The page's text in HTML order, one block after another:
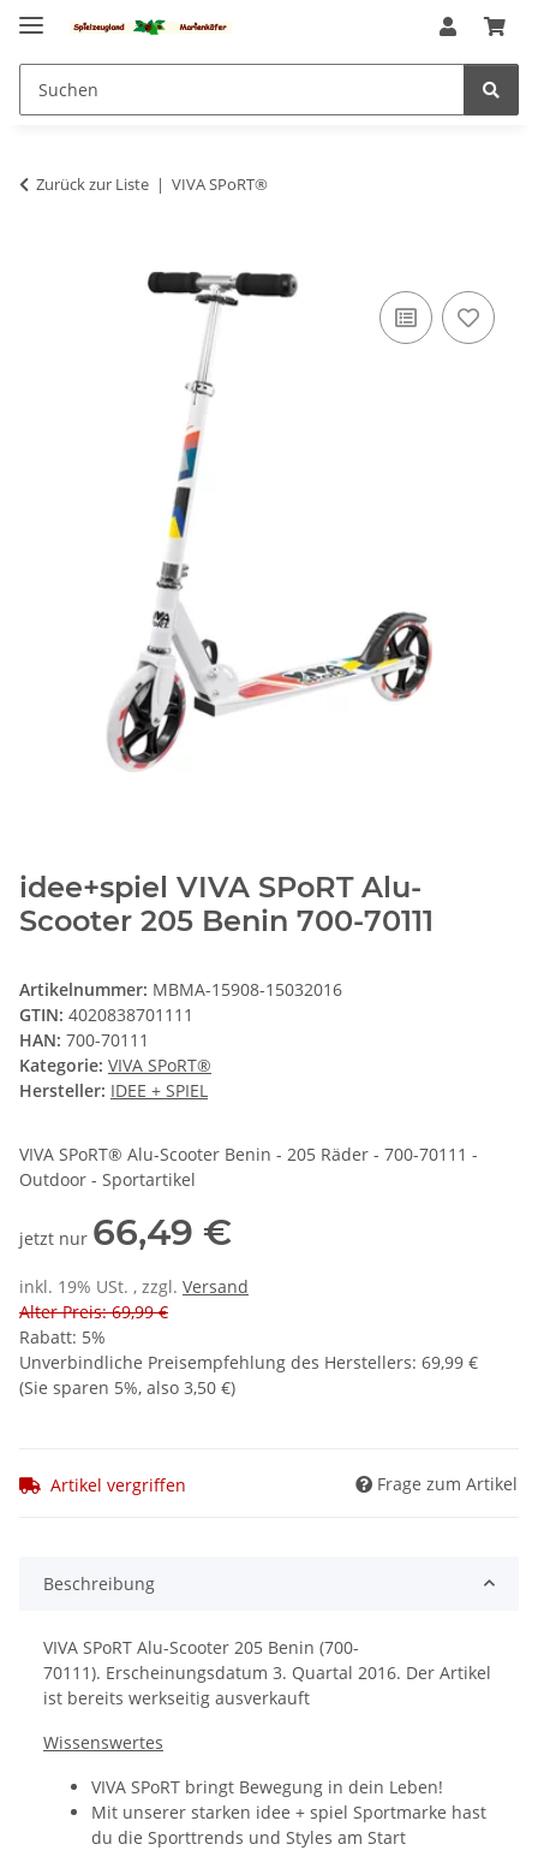
Zurück zur Liste VIVA SPoRT®
idee+spiel VIVA SPoRT Alu-
Scooter 205 Benin 700-70111
Artikelnummer: MBMA-15908-15032016
GTIN: 4020838701111
HAN: 700-70111
Kategorie: VIVA SPoRT®
Hersteller: IDEE + SPIEL
VIVA SPoRT® Alu-Scooter Benin - 205 Räder - 700-70111 -
Outdoor - Sportartikel
jetzt nur 66,49 €
inkl. 19% USt. , zzgl. Versand
Alter Preis: 69,99 €
Rabatt: 5%
Unverbindliche Preisempfehlung des Herstellers: 69,99 €
(Sie sparen 5%, also 3,50 €)
Artikel vergriffen Frage zum Artikel
Beschreibung
VIVA SPoRT Alu-Scooter 205 Benin (700-
70111). Erscheinungsdatum 3. Quartal 2016. Der Artikel
ist bereits werkseitig ausverkauft
Wissenswertes
VIVA SPoRT bringt Bewegung in dein Leben!
Mit unserer starken idee + spiel Sportmarke hast
du die Sporttrends und Styles am Start